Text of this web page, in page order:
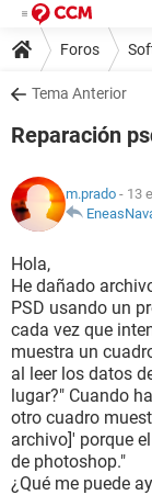
Foros
Tema Anterior
Reparación
m.prado - 13
Hola,
He dañado
PSD usando un
cada vez que
muestra un
al leer los datos
lugar?" Cuando
otro cuadro
archivo]' porque
de photoshop."
¿Qué me puede